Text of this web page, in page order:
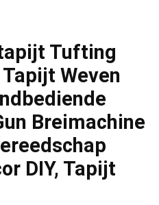
Tufting
Weven
Breimachine
DIY, Tapijt